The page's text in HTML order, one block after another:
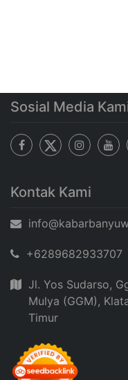
Sosial Media
Kontak Kami
+6289682933707
Jl. Yos Sudarso,
Mulya (GGM),
Timur